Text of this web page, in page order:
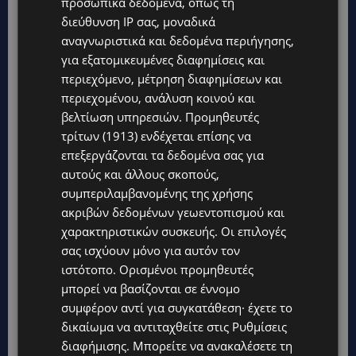
Venezuela's interim leader declares a
state of emergency as two massive
earthquakes caused buildings in the
capital to crumble and forced the
closure of the country's main
airporthttps://t.co/VEzL7XkGP2
pic.twitter.com/6NrHR9VuGE
— AFP News Agency (@AFP)June 25, 2026
The absolute terror. Just awful. It's so
bad. I think this is the worse quake I've
covered.
διεύθυνση IP σας, μοναδικά
αναγνωριστικά και δεδομένα περιήγησης,
για εξατομικευμένες διαφημίσεις και
περιεχόμενο, μέτρηση διαφημίσεων και
περιεχομένου, ανάλυση κοινού και
βελτίωση υπηρεσιών. Προμηθευτές
τρίτων (1913) ενδέχεται επίσης να
επεξεργάζονται τα δεδομένα σας για
αυτούς και άλλους σκοπούς,
συμπεριλαμβανομένης της χρήσης
ακριβών δεδομένων γεωεντοπισμού και
χαρακτηριστικών συσκευής. Οι επιλογές
σας ισχύουν μόνο για αυτόν τον
ιστότοπο. Ορισμένοι προμηθευτές
μπορεί να βασίζονται σε έννομο
συμφέρον αντί για συγκατάθεση· έχετε το
δικαίωμα να αντιταχθείτε στις Ρυθμίσεις
διαφήμισης. Μπορείτε να ανακαλέσετε τη